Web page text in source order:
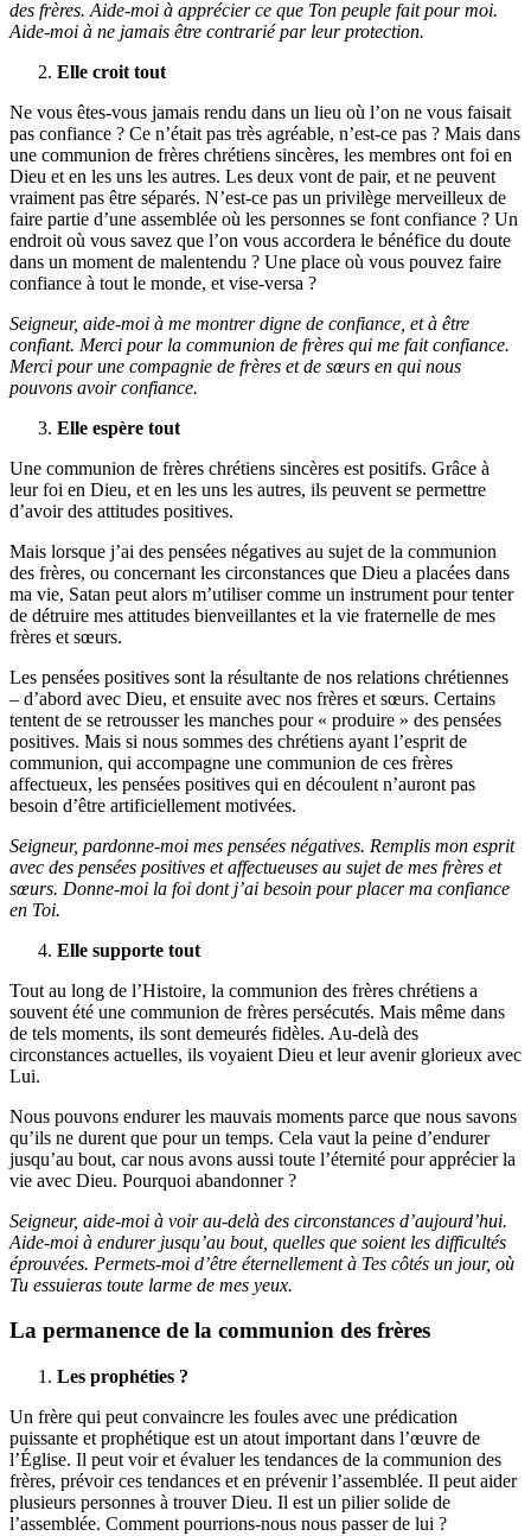
des frères. Aide-moi à apprécier ce que Ton peuple fait pour moi.
Aide-moi à ne jamais être contrarié par leur protection.
Elle croit tout
Ne vous êtes-vous jamais rendu dans un lieu où l’on ne vous faisait
pas confiance ? Ce n’était pas très agréable, n’est-ce pas ? Mais dans
une communion de frères chrétiens sincères, les membres ont foi en
Dieu et en les uns les autres. Les deux vont de pair, et ne peuvent
vraiment pas être séparés. N’est-ce pas un privilège merveilleux de
faire partie d’une assemblée où les personnes se font confiance ? Un
endroit où vous savez que l’on vous accordera le bénéfice du doute
dans un moment de malentendu ? Une place où vous pouvez faire
confiance à tout le monde, et vise-versa ?
Seigneur, aide-moi à me montrer digne de confiance, et à être
confiant. Merci pour la communion de frères qui me fait confiance.
Merci pour une compagnie de frères et de sœurs en qui nous
pouvons avoir confiance.
Elle espère tout
Une communion de frères chrétiens sincères est positifs. Grâce à
leur foi en Dieu, et en les uns les autres, ils peuvent se permettre
d’avoir des attitudes positives.
Mais lorsque j’ai des pensées négatives au sujet de la communion
des frères, ou concernant les circonstances que Dieu a placées dans
ma vie, Satan peut alors m’utiliser comme un instrument pour tenter
de détruire mes attitudes bienveillantes et la vie fraternelle de mes
frères et sœurs.
Les pensées positives sont la résultante de nos relations chrétiennes
– d’abord avec Dieu, et ensuite avec nos frères et sœurs. Certains
tentent de se retrousser les manches pour « produire » des pensées
positives. Mais si nous sommes des chrétiens ayant l’esprit de
communion, qui accompagne une communion de ces frères
affectueux, les pensées positives qui en découlent n’auront pas
besoin d’être artificiellement motivées.
Seigneur, pardonne-moi mes pensées négatives. Remplis mon esprit
avec des pensées positives et affectueuses au sujet de mes frères et
sœurs. Donne-moi la foi dont j’ai besoin pour placer ma confiance
en Toi.
Elle supporte tout
Tout au long de l’Histoire, la communion des frères chrétiens a
souvent été une communion de frères persécutés. Mais même dans
de tels moments, ils sont demeurés fidèles. Au-delà des
circonstances actuelles, ils voyaient Dieu et leur avenir glorieux avec
Lui.
Nous pouvons endurer les mauvais moments parce que nous savons
qu’ils ne durent que pour un temps. Cela vaut la peine d’endurer
jusqu’au bout, car nous avons aussi toute l’éternité pour apprécier la
vie avec Dieu. Pourquoi abandonner ?
Seigneur, aide-moi à voir au-delà des circonstances d’aujourd’hui.
Aide-moi à endurer jusqu’au bout, quelles que soient les difficultés
éprouvées. Permets-moi d’être éternellement à Tes côtés un jour, où
Tu essuieras toute larme de mes yeux.
La permanence de la communion des frères
Les prophéties ?
Un frère qui peut convaincre les foules avec une prédication
puissante et prophétique est un atout important dans l’œuvre de
l’Église. Il peut voir et évaluer les tendances de la communion des
frères, prévoir ces tendances et en prévenir l’assemblée. Il peut aider
plusieurs personnes à trouver Dieu. Il est un pilier solide de
l’assemblée. Comment pourrions-nous nous passer de lui ?